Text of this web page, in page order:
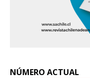
NÚMERO ACTUAL